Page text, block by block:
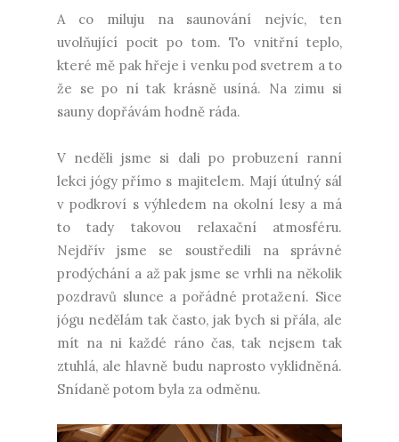
A co miluju na saunování nejvíc, ten
uvolňující pocit po tom. To vnitřní teplo,
které mě pak hřeje i venku pod svetrem a to
že se po ní tak krásně usíná. Na zimu si
sauny dopřávám hodně ráda.
V neděli jsme si dali po probuzení ranní
lekci jógy přímo s majitelem. Mají útulný sál
v podkroví s výhledem na okolní lesy a má
to tady takovou relaxační atmosféru.
Nejdřív jsme se soustředili na správné
prodýchání a až pak jsme se vrhli na několik
pozdravů slunce a pořádné protažení. Sice
jógu nedělám tak často, jak bych si přála, ale
mít na ni každé ráno čas, tak nejsem tak
ztuhlá, ale hlavně budu naprosto vyklidněná.
Snídaně potom byla za odměnu.